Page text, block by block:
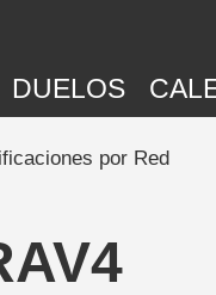
DUELOS
por Red